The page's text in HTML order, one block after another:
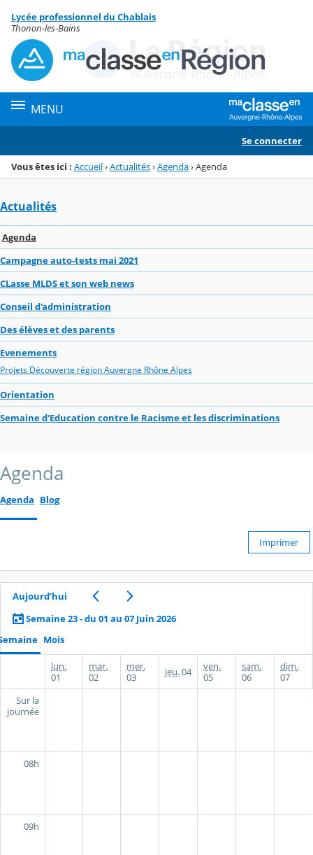
Menu de la rubrique
Contenu
Lycée professionnel du Chablais
Thonon-les-Bains
MENU
Se connecter
Vous êtes ici : Accueil›Actualités›Agenda›Agenda
Actualités
Agenda
Campagne auto-tests mai 2021
CLasse MLDS et son web news
Conseil d'administration
Des élèves et des parents
Evenements
Projets Découverte région Auvergne Rhône Alpes
Orientation
Semaine d'Education contre le Racisme et les discriminations
Agenda
Agenda Blog
Imprimer
Aujourd’hui
Semaine 23 - du 01 au 07 Juin 2026
Mois
lun.
01
mar.
02
mer.
03
jeu.04
ven.
05
sam.
06
dim.
07
Sur la
journée
08h
09h